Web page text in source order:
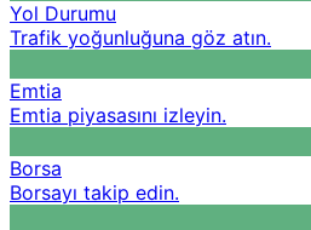
Yol Durumu
Trafik yoğunluğuna göz atın.
Emtia
Emtia piyasasını izleyin.
Borsa
Borsayı takip edin.